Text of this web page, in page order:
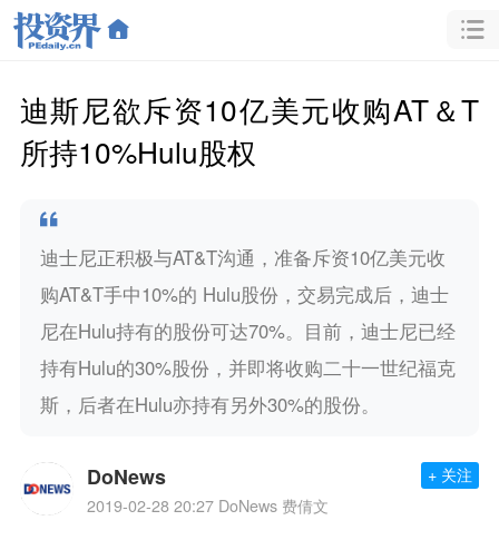
迪斯尼欲斥资10亿美元收购AT＆T
所持10%Hulu股权
迪士尼正积极与AT&T沟通，准备斥资10亿美元收
购AT&T手中10%的 Hulu股份，交易完成后，迪士
尼在Hulu持有的股份可达70%。目前，迪士尼已经
持有Hulu的30%股份，并即将收购二十一世纪福克
斯，后者在Hulu亦持有另外30%的股份。
DoNews
2019-02-28 20:27 DoNews 费倩文
+ 关注